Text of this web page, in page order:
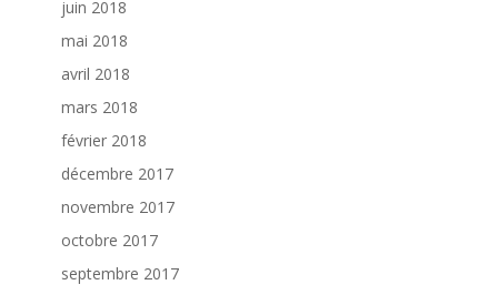
juin 2018
mai 2018
avril 2018
mars 2018
février 2018
décembre 2017
novembre 2017
octobre 2017
septembre 2017